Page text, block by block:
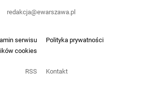
serwisu
Polityka prywatności
cookies
RSS Kontakt
redakcja@ewarszawa.pl